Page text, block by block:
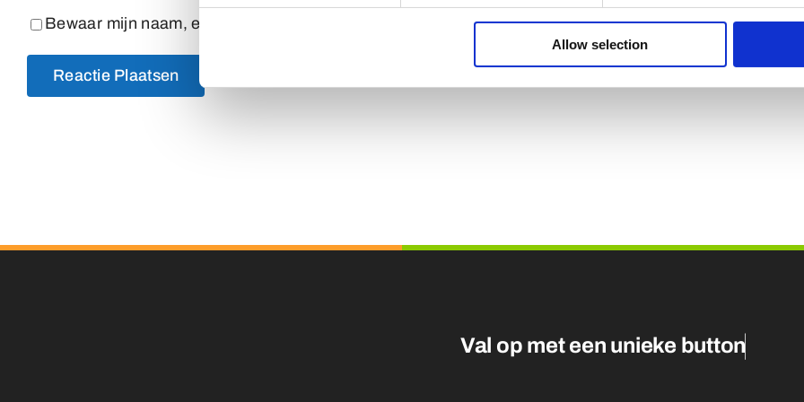
Allow selection
Bewaar mijn naam, e-mailadres en website in deze browser voor de volgende keer dat ik reageer.
Val op met een unieke